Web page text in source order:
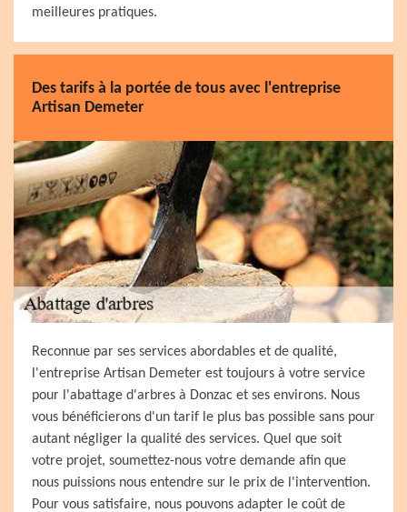
meilleures pratiques.
Des tarifs à la portée de tous avec l'entreprise
Artisan Demeter
Reconnue par ses services abordables et de qualité,
l'entreprise Artisan Demeter est toujours à votre service
pour l'abattage d'arbres à Donzac et ses environs. Nous
vous bénéficierons d'un tarif le plus bas possible sans pour
autant négliger la qualité des services. Quel que soit
votre projet, soumettez-nous votre demande afin que
nous puissions nous entendre sur le prix de l'intervention.
Pour vous satisfaire, nous pouvons adapter le coût de